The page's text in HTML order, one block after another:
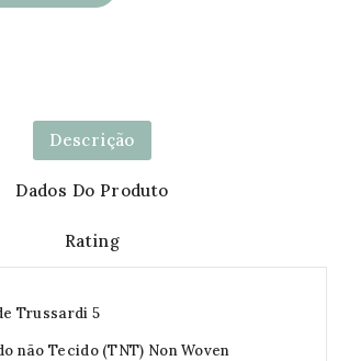
Descrição
Dados Do Produto
Rating
Trussardi 5
não Tecido (TNT) Non Woven